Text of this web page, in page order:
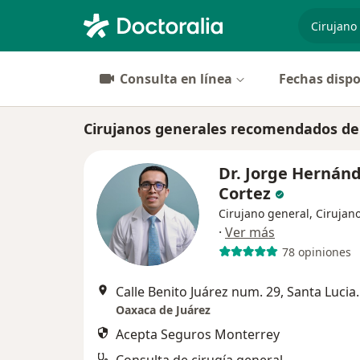
Consulta en línea Fechas
Cirujanos generales recomendados
Dr. Jorge
Cortez
Cirujano general,
· Ver más
78 opiniones
Calle
Oaxaca de Juárez
Acepta Seguros Monterrey